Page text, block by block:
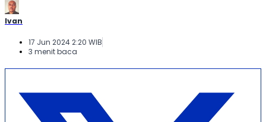
Ivan
17 Jun 2024 2:20 WIB
3 menit baca